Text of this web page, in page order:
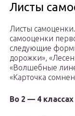
Листы
Листы
самооценки
следующие
дорожки»,
«Волшебные
«Карточка
Во 2 — 4 классах